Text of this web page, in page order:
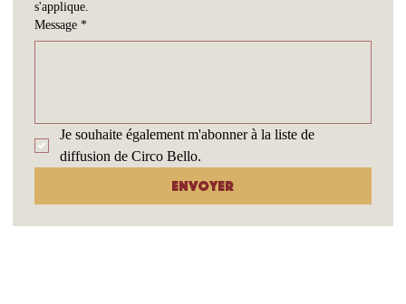
s'applique.
Message *
Je souhaite également m'abonner à la liste de
diffusion de Circo Bello.
Envoyer